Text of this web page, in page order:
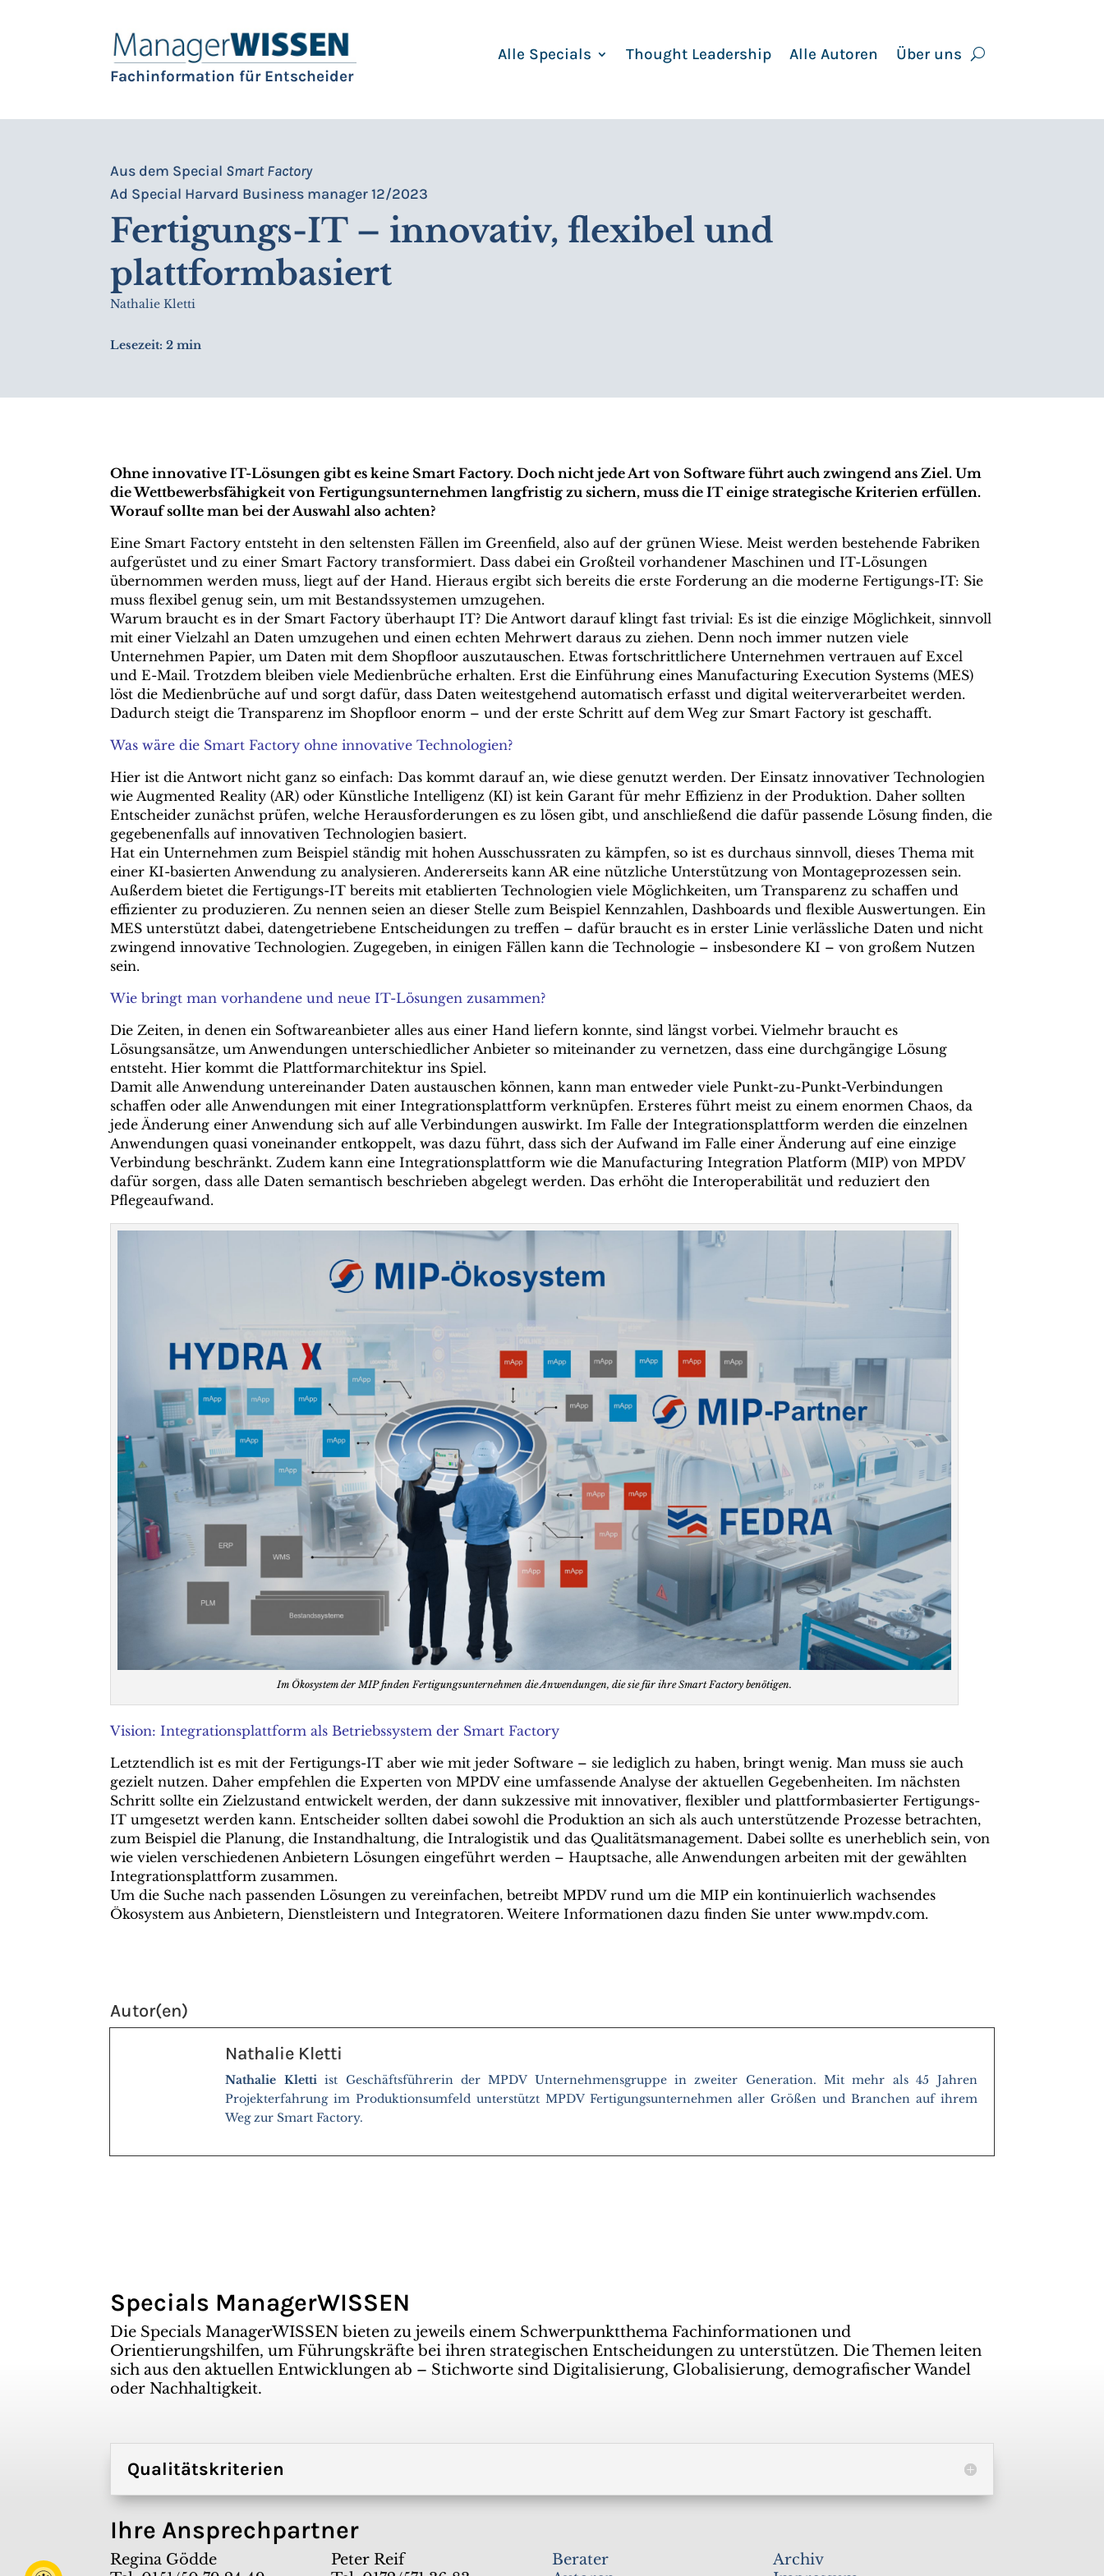
Fachinformation für Entscheider
Alle Specials Thought Leadership Alle Autoren Über uns
Aus dem Special Smart Factory
Ad Special Harvard Business manager 12/2023
Fertigungs-IT – innovativ, flexibel und
plattformbasiert
Nathalie Kletti
Lesezeit:2 min
Ohne innovative IT-Lösungen gibt es keine Smart Factory. Doch nicht jede Art von Softwareführt auch zwingend ans Ziel. Um
die Wettbewerbsfähigkeit von Fertigungsunternehmenlangfristig zu sichern, muss die IT einige strategische Kriterien erfüllen.
Worauf sollte manbei der Auswahl also achten?
Eine Smart Factory entsteht in den seltensten Fällen im Greenfield, also auf der grünen Wiese. Meist werden bestehende Fabriken
aufgerüstet und zu einer Smart Factory transformiert. Dass dabei ein Großteil vorhandener Maschinen und IT-Lösungen
übernommen werden muss, liegt auf der Hand. Hieraus ergibt sich bereits die erste Forderung an die moderne Fertigungs-IT: Sie
muss flexibel genug sein, um mit Bestandssystemen umzugehen.
Warum braucht es in der Smart Factory überhaupt IT? Die Antwort darauf klingt fast trivial: Es ist die einzige Möglichkeit, sinnvoll
mit einer Vielzahl an Daten umzugehen und einen echten Mehrwert daraus zu ziehen. Denn noch immer nutzen viele
Unternehmen Papier, um Daten mit dem Shopfloor auszutauschen. Etwas fortschrittlichere Unternehmen vertrauen auf Excel
und E-Mail. Trotzdem bleiben viele Medienbrüche erhalten. Erst die Einführung eines Manufacturing Execution Systems (MES)
löst die Medienbrüche auf und sorgt dafür, dass Daten weitestgehend automatisch erfasst und digital weiterverarbeitet werden.
Dadurch steigt die Transparenz im Shopfloor enorm – und der erste Schritt auf dem Weg zur Smart Factory ist geschafft.
Was wäre die Smart Factory ohne innovative Technologien?
Hier ist die Antwort nicht ganz so einfach: Das kommt darauf an, wie diese genutzt werden. Der Einsatz innovativer Technologien
wie Augmented Reality (AR) oder Künstliche Intelligenz (KI) ist kein Garant für mehr Effizienz in der Produktion. Daher sollten
Entscheider zunächst prüfen, welche Herausforderungen es zu lösen gibt, und anschließend die dafür passende Lösung finden, die
gegebenenfalls auf innovativen Technologien basiert.
Hat ein Unternehmen zum Beispiel ständig mit hohen Ausschussraten zu kämpfen, so ist es durchaus sinnvoll, dieses Thema mit
einer KI-basierten Anwendung zu analysieren. Andererseits kann AR eine nützliche Unterstützung von Montageprozessen sein.
Außerdem bietet die Fertigungs-IT bereits mit etablierten Technologien viele Möglichkeiten, um Transparenz zu schaffen und
effizienter zu produzieren. Zu nennen seien an dieser Stelle zum Beispiel Kennzahlen, Dashboards und flexible Auswertungen. Ein
MES unterstützt dabei, datengetriebene Entscheidungen zu treffen – dafür braucht es in erster Linie verlässliche Daten und nicht
zwingend innovative Technologien. Zugegeben, in einigen Fällen kann die Technologie – insbesondere KI – von großem Nutzen
sein.
Wie bringt man vorhandene und neue IT-Lösungen zusammen?
Die Zeiten, in denen ein Softwareanbieter alles aus einer Hand liefern konnte, sind längst vorbei. Vielmehr braucht es
Lösungsansätze, um Anwendungen unterschiedlicher Anbieter so miteinander zu vernetzen, dass eine durchgängige Lösung
entsteht. Hier kommt die Plattformarchitektur ins Spiel.
Damit alle Anwendung untereinander Daten austauschen können, kann man entweder viele Punkt-zu-Punkt-Verbindungen
schaffen oder alle Anwendungen mit einer Integrationsplattform verknüpfen. Ersteres führt meist zu einem enormen Chaos, da
jede Änderung einer Anwendung sich auf alle Verbindungen auswirkt. Im Falle der Integrationsplattform werden die einzelnen
Anwendungen quasi voneinander entkoppelt, was dazu führt, dass sich der Aufwand im Falle einer Änderung auf eine einzige
Verbindung beschränkt. Zudem kann eine Integrationsplattform wie die Manufacturing Integration Platform (MIP) von MPDV
dafür sorgen, dass alle Daten semantisch beschrieben abgelegt werden. Das erhöht die Interoperabilität und reduziert den
Pflegeaufwand.
Im Ökosystem der MIP finden Fertigungsunternehmen die Anwendungen, die sie für ihre Smart Factory benötigen.
Vision: Integrationsplattform als Betriebssystem der Smart Factory
Letztendlich ist es mit der Fertigungs-IT aber wie mit jeder Software – sie lediglich zu haben, bringt wenig. Man muss sie auch
gezielt nutzen. Daher empfehlen die Experten von MPDV eine umfassende Analyse der aktuellen Gegebenheiten. Im nächsten
Schritt sollte ein Zielzustand entwickelt werden, der dann sukzessive mit innovativer, flexibler und plattformbasierter Fertigungs-
IT umgesetzt werden kann. Entscheider sollten dabei sowohl die Produktion an sich als auch unterstützende Prozesse betrachten,
zum Beispiel die Planung, die Instandhaltung, die Intralogistik und das Qualitätsmanagement. Dabei sollte es unerheblich sein, von
wie vielen verschiedenen Anbietern Lösungen eingeführt werden – Hauptsache, alle Anwendungen arbeiten mit der gewählten
Integrationsplattform zusammen.
Um die Suche nach passenden Lösungen zu vereinfachen, betreibt MPDV rund um die MIP ein kontinuierlich wachsendes
Ökosystem aus Anbietern, Dienstleistern und Integratoren. Weitere Informationen dazu finden Sie unter www.mpdv.com.
Autor(en)
Nathalie Kletti
Nathalie Klettiist Geschäftsführerin der MPDV Unternehmensgruppe in zweiter Generation. Mit mehr als 45 Jahren
Projekterfahrung im Produktionsumfeld unterstützt MPDV Fertigungsunternehmen aller Größen und Branchen auf ihrem
Weg zur Smart Factory.
Specials ManagerWISSEN
Die Specials ManagerWISSEN bieten zu jeweils einem Schwerpunktthema Fachinformationen und
Orientierungshilfen, um Führungskräfte bei ihren strategischen Entscheidungen zu unterstützen. Die Themen leiten
sich aus den aktuellen Entwicklungen ab – Stichworte sind Digitalisierung, Globalisierung, demografischer Wandel
oder Nachhaltigkeit.
Qualitätskriterien
Ihre Ansprechpartner
Regina Gödde
Peter Reif
Berater
Archiv